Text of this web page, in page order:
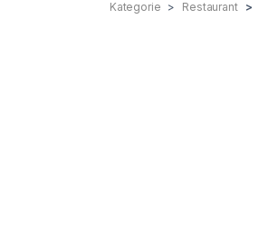
Kategorie Restaurant